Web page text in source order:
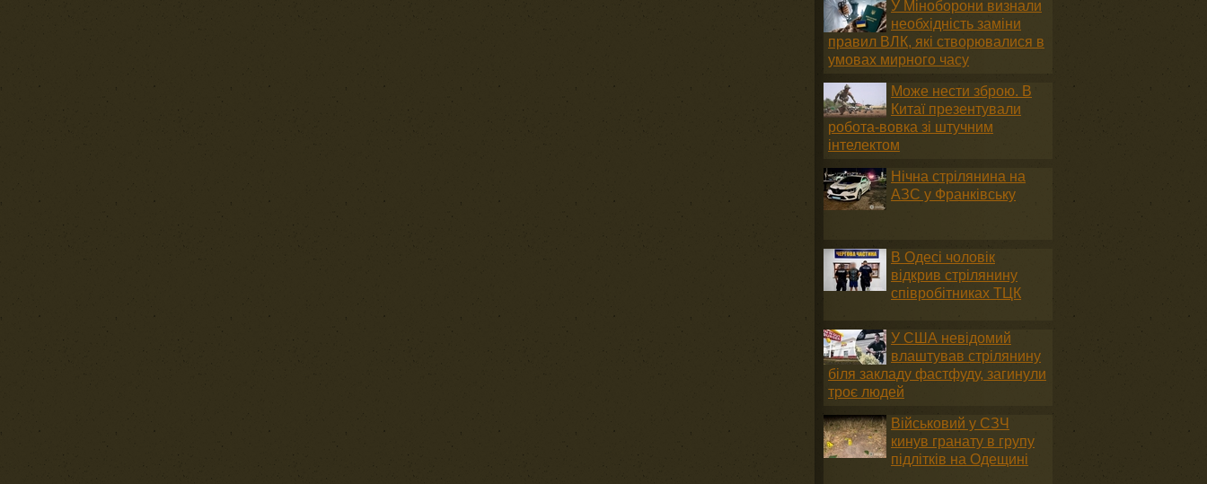
У Міноборони визнали
необхідність заміни
правил ВЛК, які створювалися в
умовах мирного часу
Може нести зброю. В
Китаї презентували
робота-вовка зі штучним
інтелектом
Нічна стрілянина на
АЗС у Франківську
В Одесі чоловік
відкрив стрілянину
співробітниках ТЦК
У США невідомий
влаштував стрілянину
біля закладу фастфуду, загинули
троє людей
Військовий у СЗЧ
кинув гранату в групу
підлітків на Одещині